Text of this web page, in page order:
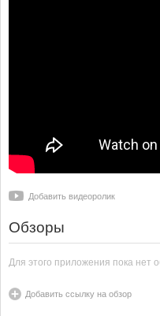
Добавить видеоролик
Обзоры
Для этого приложения пока нет
Добавить ссылку на обзор